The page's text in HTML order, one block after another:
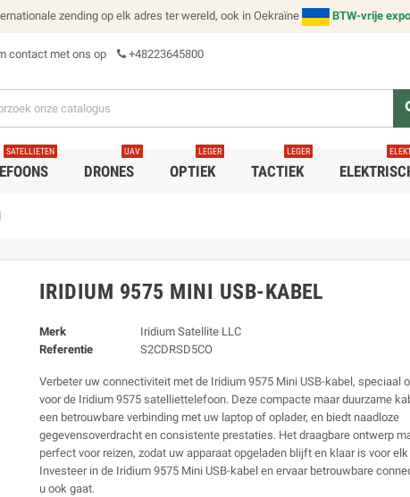
zending op elk adres ter wereld, ook in Oekraïne BTW-vrije
contact met ons op +48223645800
SATELLIETEN
DRONES
UAV
OPTIEK
LEGER
TACTIEK
LEGER
IRIDIUM 9575 MINI USB-KABEL
Merk
Iridium Satellite LLC
Referentie
S2CDRSD5CO
Verbeter uw connectiviteit met de Iridium 9575 Mini USB-kabel, speciaal
voor de Iridium 9575 satelliettelefoon. Deze compacte maar duurzame
een betrouwbare verbinding met uw laptop of oplader, en biedt naadloze
gegevensoverdracht en consistente prestaties. Het draagbare ontwerp
perfect voor reizen, zodat uw apparaat opgeladen blijft en klaar is voor elk
Investeer in de Iridium 9575 Mini USB-kabel en ervaar betrouwbare
u ook gaat.